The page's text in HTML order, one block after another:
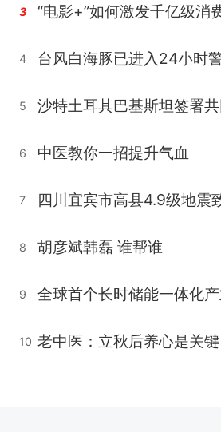
3
4 台风白海豚已进入24小时
5
6 中医教你一招提升气血
7
8 胡彦斌韩磊 谁帮谁
9
10 老中医：立秋后养心是关键